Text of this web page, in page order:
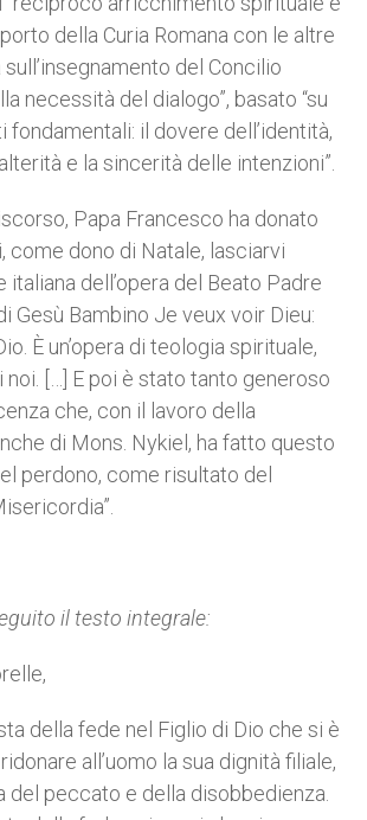
della Curia Romana con le altre
del Concilio
necessità del dialogo”, basato “su
il dovere dell’identità,
e la sincerità delle intenzioni”.
Papa Francesco ha donato
come dono di Natale, lasciarvi
italiana dell’opera del Beato Padre
Gesù Bambino Je veux voir Dieu:
È un’opera di teologia spirituale,
noi. […] E poi è stato tanto generoso
che, con il lavoro della
di Mons. Nykiel, ha fatto questo
perdono, come risultato del
il testo integrale:
della fede nel Figlio di Dio che si è
all’uomo la sua dignità filiale,
del peccato e della disobbedienza.